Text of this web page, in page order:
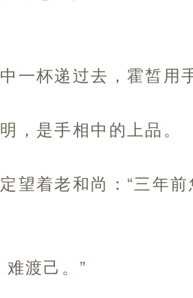
一杯递过去，霍皙用
，是手相中的上品。
望着老和尚：“三年前
渡己。”